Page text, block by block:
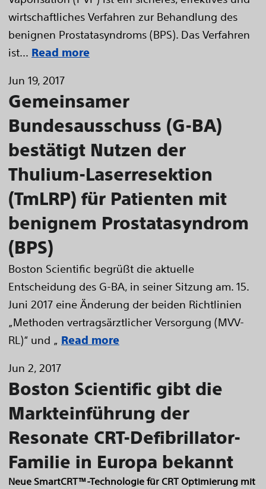
wirtschaftliches Verfahren zur Behandlung des
benignen Prostatasyndroms (BPS). Das Verfahren
ist... Read more
Jun 19, 2017
Gemeinsamer
Bundesausschuss (G-BA)
bestätigt Nutzen der
Thulium-Laserresektion
(TmLRP) für Patienten mit
benignem Prostatasyndrom
(BPS)
Boston Scientific begrüßt die aktuelle
Entscheidung des G-BA, in seiner Sitzung am. 15.
Juni 2017 eine Änderung der beiden Richtlinien
„Methoden vertragsärztlicher Versorgung (MVV-
RL)“ und „ Read more
Jun 2, 2017
Boston Scientific gibt die
Markteinführung der
Resonate CRT-Defibrillator-
Familie in Europa bekannt
Neue SmartCRT™-Technologie für CRT Optimierung mit